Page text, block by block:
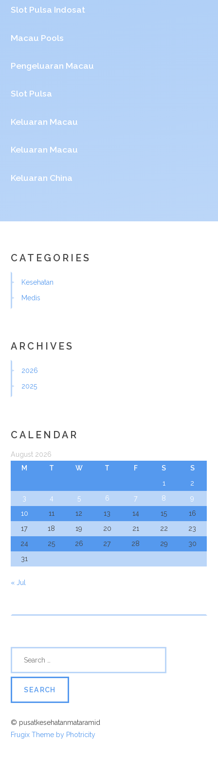
Slot Pulsa Indosat
Macau Pools
Pengeluaran Macau
Slot Pulsa
Keluaran Macau
Keluaran Macau
Keluaran China
CATEGORIES
Kesehatan
Medis
ARCHIVES
2026
2025
CALENDAR
August 2026
M
T W T F S
S
1
2
3
4 5 6 7 8
9
10
11 12 13 14 15
16
17
18 19 20 21 22
23
24
25 26 27 28 29
30
31
« Jul
© pusatkesehatanmataramid
Frugix Theme by Photricity